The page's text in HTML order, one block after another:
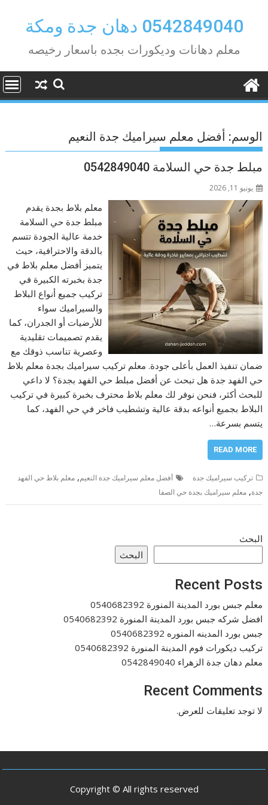
content0542849040 دهان جدة ومكة
معلم دهانات وديكورات بجده باسعار رخيصه
الوسم: أفضل معلم سيراميك جدة النعيم
مبلط جدة حي السلامة 0542849040
يونيو 11, 2026
معلم بلاط بجدة يقدم
مبلط جدة حي السلامة
خدمة عالية الجودة تتسم
بالدقة والاحترافية، حيث
يتميز أفضل معلم بلاط في
جدة بخبرته الكبيرة في
تركيب جميع أنواع البلاط
والسيراميك سواء
للأرضيات أو الجدران، كما
يقدم تصميمات تقليدية
وعصرية تناسب ذوقك مع
ضمان تنفيذ العمل بأعلى جودة. معلم تركيب سيراميك بجدة معلم بلاط
حي الفهد جدة هل تبحث عن أفضل مبلط حي الفهد بجدة؟ لا داعي
للبحث أكثر، فنحن نوفر لك معلم بلاط محترف بخبرة كبيرة في تركيب
البلاط بجميع أنواعه بدقة عالية وتشطيب فاخر في حي الفهد، كما
يتسم بسرعة…
READ MORE
تركيب سيراميك جدة أفضل معلم سيراميك جدة النعيم,معلم بلاط حي الفهد
جدة,معلم سيراميك بجدة حي الصفا
البحث
البحث
Recent Posts
معلم جبس بورد المدينة المنورة 0540682392
افضل شركه جبس بورد المدينة المنورة 0540682392
جبس بورد المدينه المنوره 0540682392
تركيب ديكورات فوم المدينة المنورة 0540682392
معلم دهان جدة الزهراء 0542849040
Recent Comments
لا توجد تعليقات للعرض.
Copyright © All rights reserved